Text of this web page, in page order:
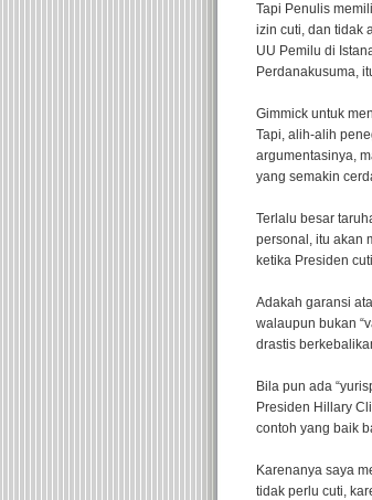
Tapi Penulis
izin cuti, dan tidak
UU Pemilu di
Perdanakusuma,
Gimmick untuk
Tapi, alih-alih
argumentasinya,
yang semakin
Terlalu besar
personal, itu akan
ketika Presiden
Adakah garansi
walaupun bukan
drastis
Bila pun ada
Presiden Hillary
contoh yang baik
Karenanya saya
tidak perlu cuti,